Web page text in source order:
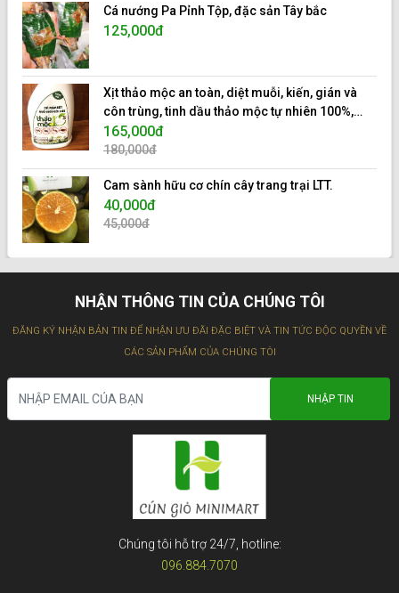
Cá nướng Pa Pỉnh Tộp, đặc sản Tây bắc
125,000đ
Xịt thảo mộc an toàn, diệt muỗi, kiến, gián và
côn trùng, tinh dầu thảo mộc tự nhiên 100%,
hiệu 10s.
165,000đ
180,000đ
Cam sành hữu cơ chín cây trang trại LTT.
40,000đ
45,000đ
NHẬN THÔNG TIN CỦA CHÚNG TÔI
ĐĂNG KÝ NHẬN BẢN TIN ĐỂ NHẬN ƯU ĐÃI ĐẶC BIỆT VÀ TIN TỨC ĐỘC QUYỀN VỀ
CÁC SẢN PHẨM CỦA CHÚNG TÔI
Chúng tôi hỗ trợ 24/7, hotline:
096.884.7070